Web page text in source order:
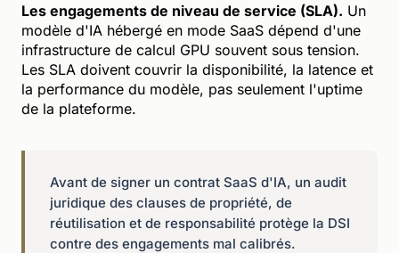
Les engagements de niveau de service (SLA). Un
modèle d'IA hébergé en mode SaaS dépend d'une
infrastructure de calcul GPU souvent sous tension.
Les SLA doivent couvrir la disponibilité, la latence et
la performance du modèle, pas seulement l'uptime
de la plateforme.
Avant de signer un contrat SaaS d'IA, un audit
juridique des clauses de propriété, de
réutilisation et de responsabilité protège la DSI
contre des engagements mal calibrés.